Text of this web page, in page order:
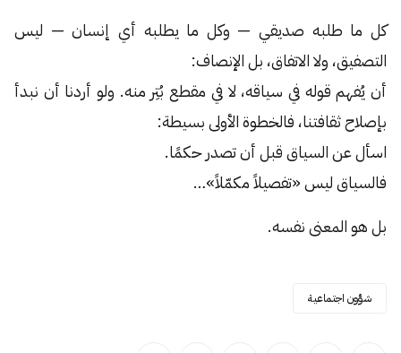
كل ما طلبه صديقي — وكل ما يطلبه أي إنسان — ليس
التصفيق، ولا الاتفاق، بل الإنصاف:
أن يُفهم قوله في سياقه، لا في مقطع بُتِر منه. ولو أردنا أن نبدأ
بإصلاح ثقافتنا، فالخطوة الأولى بسيطة:
اسأل عن السياق قبل أن تصدر حكمًا.
فالسياق ليس «تفصيلاً مكمّلاً»…
بل هو المعنى نفسه.
شؤون اجتماعية